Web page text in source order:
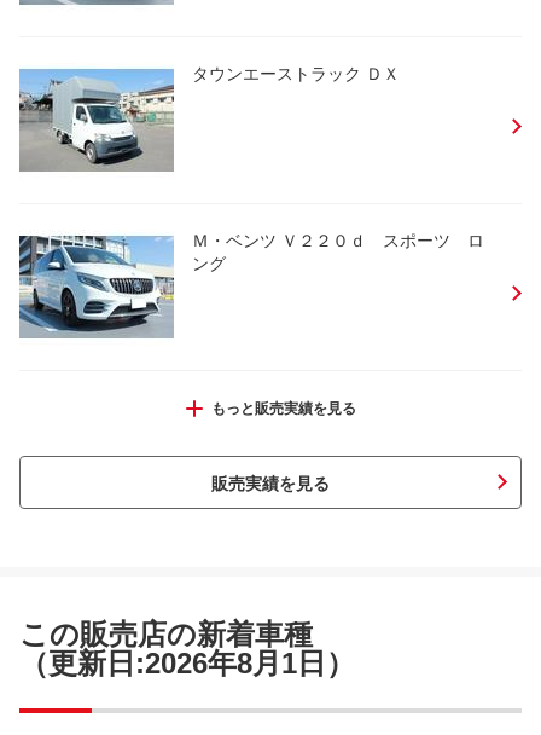
タウンエーストラック ＤＸ
Ｍ・ベンツ Ｖ２２０ｄ スポーツ ロ
ング
Ｎ－ＷＧＮ Ｌホンダセンシング
もっと販売実績を見る
販売実績を見る
この販売店の新着車種
（更新日:2026年8月1日）